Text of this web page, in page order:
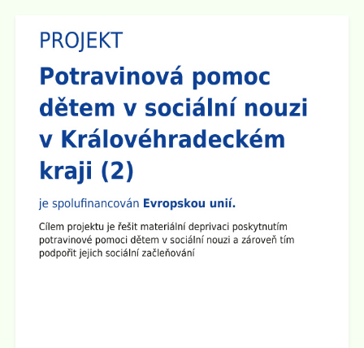
Dne 15.9. 2025 cca v 16:00 hod se po skončení
Plenární schůze SRPŠ budou konat třídní schůzky
jednotlivých tříd. Pokud dojde k malému zpoždění,
předem se omlouváme, učitelský sbor se půjde nejprve
představit do prvních a šestých tříd.
Zveřejněno: 8.9.2025
Plenární schůze SRPŠ
Dne 15.9. 2025 v 15:30 hod se v učebně 8.A na 2.
stupni školy koná Plenární schůze SRPŠ.